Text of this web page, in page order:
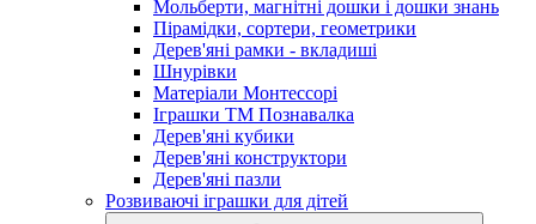
Мольберти, магнітні дошки і дошки знань
Пірамідки, сортери, геометрики
Дерев'яні рамки - вкладиші
Шнурівки
Матеріали Монтессорі
Іграшки ТМ Познавалка
Дерев'яні кубики
Дерев'яні конструктори
Дерев'яні пазли
Розвиваючі іграшки для дітей